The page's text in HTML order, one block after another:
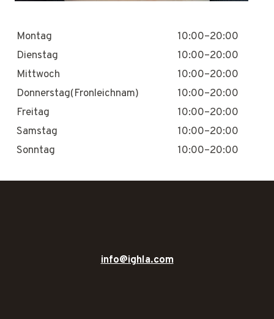
Montag
10:00–20:00
Dienstag
10:00–20:00
Mittwoch
10:00–20:00
Donnerstag(Fronleichnam)
10:00–20:00
Freitag
10:00–20:00
Samstag
10:00–20:00
Sonntag
10:00–20:00
info@ighla.com